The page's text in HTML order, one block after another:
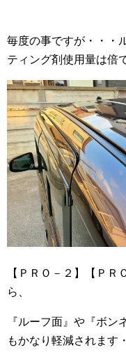
毎度の事ですが・・・
ティング剤使用量は倍
【ＰＲＯ－２】【Ｐ
ら、
『ルーフ面』や『ボ
もかなり軽減されます